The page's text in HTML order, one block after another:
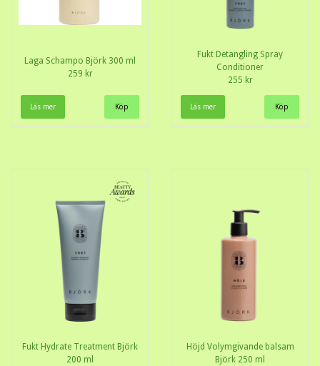
Laga Schampo Björk 300 ml
259 kr
Läs mer
Fukt Detangling Spray
Conditioner
255 kr
Läs mer
Fukt Hydrate Treatment Björk
200 ml
Höjd Volymgivande balsam
Björk 250 ml